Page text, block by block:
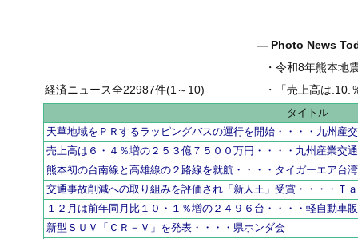
― Photo News
・令和8年熊本地
・
「売上高は.10.％増の
経済ニュース全22987件(1～10)
タイトル
天草地域をＰＲするラッピングバスの運行を開始・・・・九州産
売上高は６・４％増の２５３億７５００万円・・・・九州産業交
熊本初の台南線と高雄線の２路線を就航・・・・タイガーエア台湾
交通事故削減への取り組みを評価され「新人王」受賞・・・・Ｔ
１２月は前年同月比１０・１％増の２４９６台・・・・軽自動車
新型ＳＵＶ「ＣＲ－Ｖ」を発表・・・・県ホンダ会